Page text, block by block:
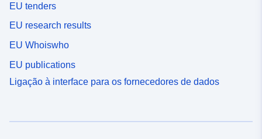
EU tenders
EU research results
EU Whoiswho
EU publications
Ligação à interface para os fornecedores de dados